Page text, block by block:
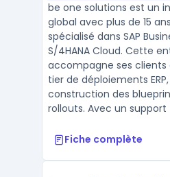
be one solutions est un
global avec plus de 15
spécialisé dans SAP
S/4HANA Cloud. Cette
accompagne ses
tier de déploiements
construction des
rollouts. Avec un support
Fiche complète